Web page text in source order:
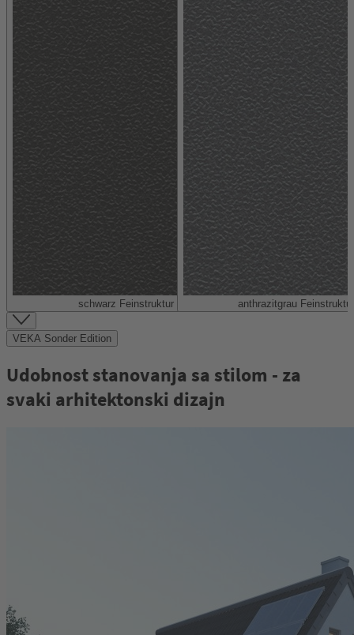
schwarz Feinstruktur (ähnlich RAL 9005)anthrazitgrau
Item
1
of
47
VEKA Sonder Edition
Udobnost stanovanja sa stilom - za
svaki arhitektonski dizajn